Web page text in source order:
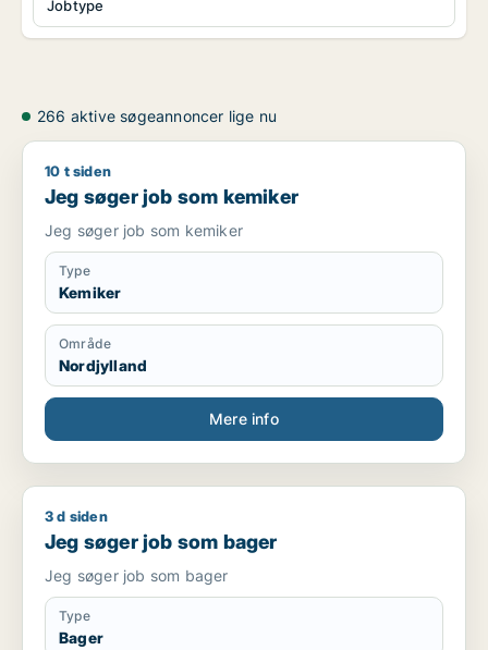
Jobtype
266 aktive søgeannoncer lige nu
Jeg søger job som kemiker
10 t siden
Jeg søger job som kemiker
Jeg søger job som kemiker
Type
Kemiker
Område
Nordjylland
Mere info
Jeg søger job som bager
3 d siden
Jeg søger job som bager
Jeg søger job som bager
Type
Bager